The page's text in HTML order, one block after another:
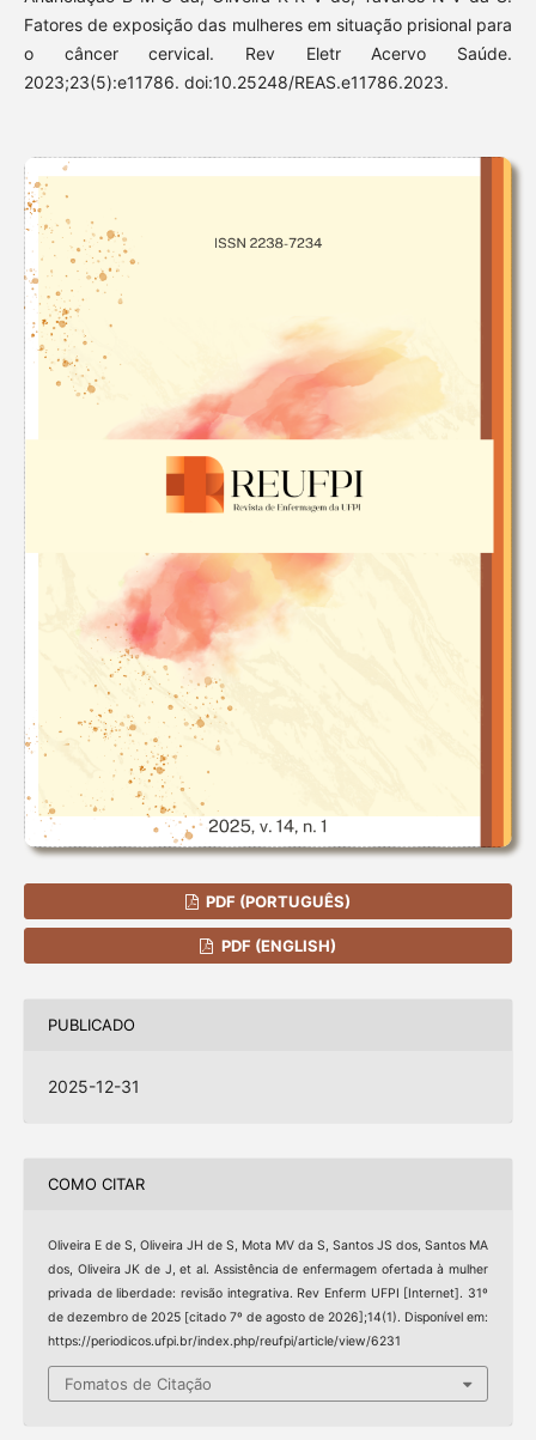
Fatores de exposição das mulheres em situação prisional para
o câncer cervical. Rev Eletr Acervo Saúde.
2023;23(5):e11786. doi:10.25248/REAS.e11786.2023.
PDF (PORTUGUÊS)
PDF (ENGLISH)
PUBLICADO
2025-12-31
COMO CITAR
Oliveira E de S, Oliveira JH de S, Mota MV da S, Santos JS dos, Santos MA
dos, Oliveira JK de J, et al. Assistência de enfermagem ofertada à mulher
privada de liberdade: revisão integrativa. Rev Enferm UFPI [Internet]. 31º
de dezembro de 2025 [citado 7º de agosto de 2026];14(1). Disponível em:
https://periodicos.ufpi.br/index.php/reufpi/article/view/6231
Fomatos de Citação